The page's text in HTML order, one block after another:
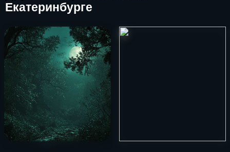
Екатеринбурге